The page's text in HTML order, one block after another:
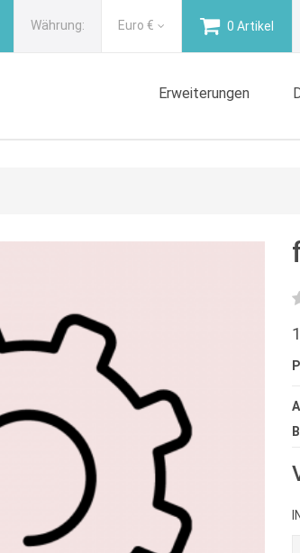
Währung: Euro € 0 Artikel
Erweiterungen